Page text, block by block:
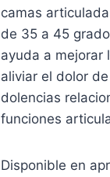
camas
de 35 a 45
ayuda a mejorar
aliviar el dolor
dolencias
funciones
Disponible en